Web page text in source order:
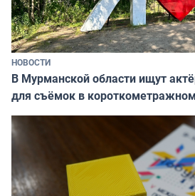
НОВОСТИ
В Мурманской области ищут
для съёмок в